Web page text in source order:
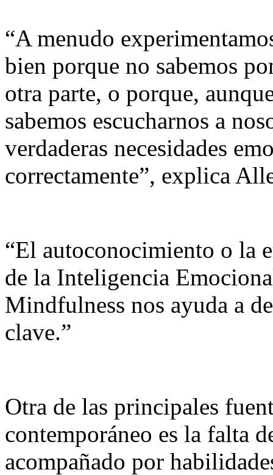
“A menudo
bien porque no sabemos
otra parte, o porque,
sabemos escucharnos a
verdaderas necesidades
correctamente”, explica
“El autoconocimiento o la
de la Inteligencia
Mindfulness nos ayuda a
clave.”
Otra de las principales
contemporáneo es la falta
acompañado por